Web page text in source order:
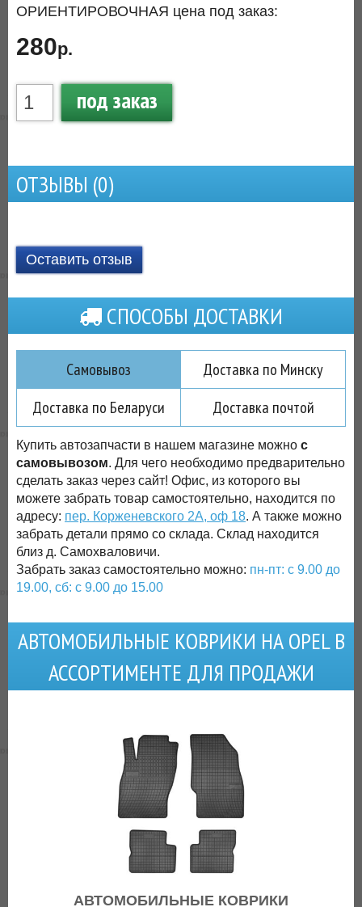
ОРИЕНТИРОВОЧНАЯ цена под заказ:
280р.
под заказ
ОТЗЫВЫ (0)
Оставить отзыв
СПОСОБЫ ДОСТАВКИ
Самовывоз
Доставка по Минску
Доставка по Беларуси
Доставка почтой
Купить автозапчасти в нашем магазине можно с
самовывозом. Для чего необходимо предварительно
сделать заказ через сайт! Офис, из которого вы
можете забрать товар самостоятельно, находится по
адресу: пер. Корженевского 2А, оф 18. А также можно
забрать детали прямо со склада. Склад находится
близ д. Самохваловичи.
Забрать заказ самостоятельно можно: пн-пт: с 9.00 до
19.00, сб: с 9.00 до 15.00
АВТОМОБИЛЬНЫЕ КОВРИКИ НА OPEL В
АССОРТИМЕНТЕ ДЛЯ ПРОДАЖИ
АВТОМОБИЛЬНЫЕ КОВРИКИ